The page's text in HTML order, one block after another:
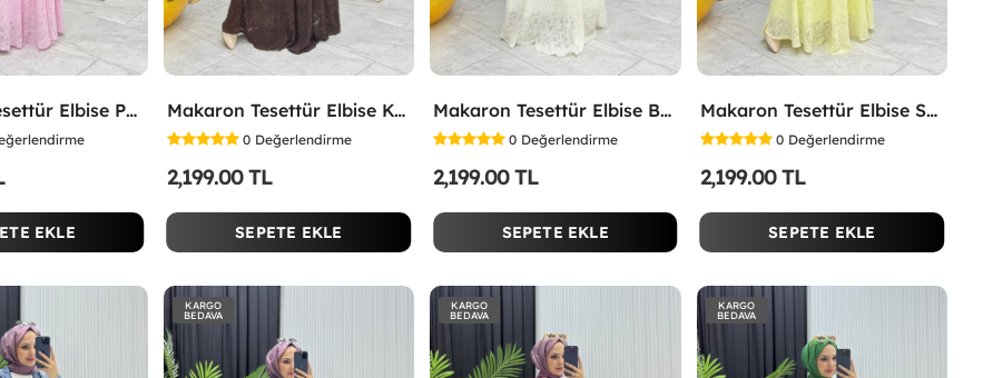
Makaron Tesettür Elbise Pembe Pembe
EKLE
Makaron Tesettür Elbise Kahverengi Kahverengi
0 Değerlendirme
2,199.00 TL
SEPETE EKLE
Makaron Tesettür Elbise Beyaz Beyaz
0 Değerlendirme
2,199.00 TL
SEPETE EKLE
Makaron Tesettür Elbise Sarı Sarı
0 Değerlendirme
2,199.00 TL
SEPETE EKLE
KARGO
BEDAVA
KARGO
BEDAVA
KARGO
BEDAVA